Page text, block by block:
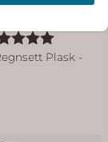
5.0 av 5
Plask -